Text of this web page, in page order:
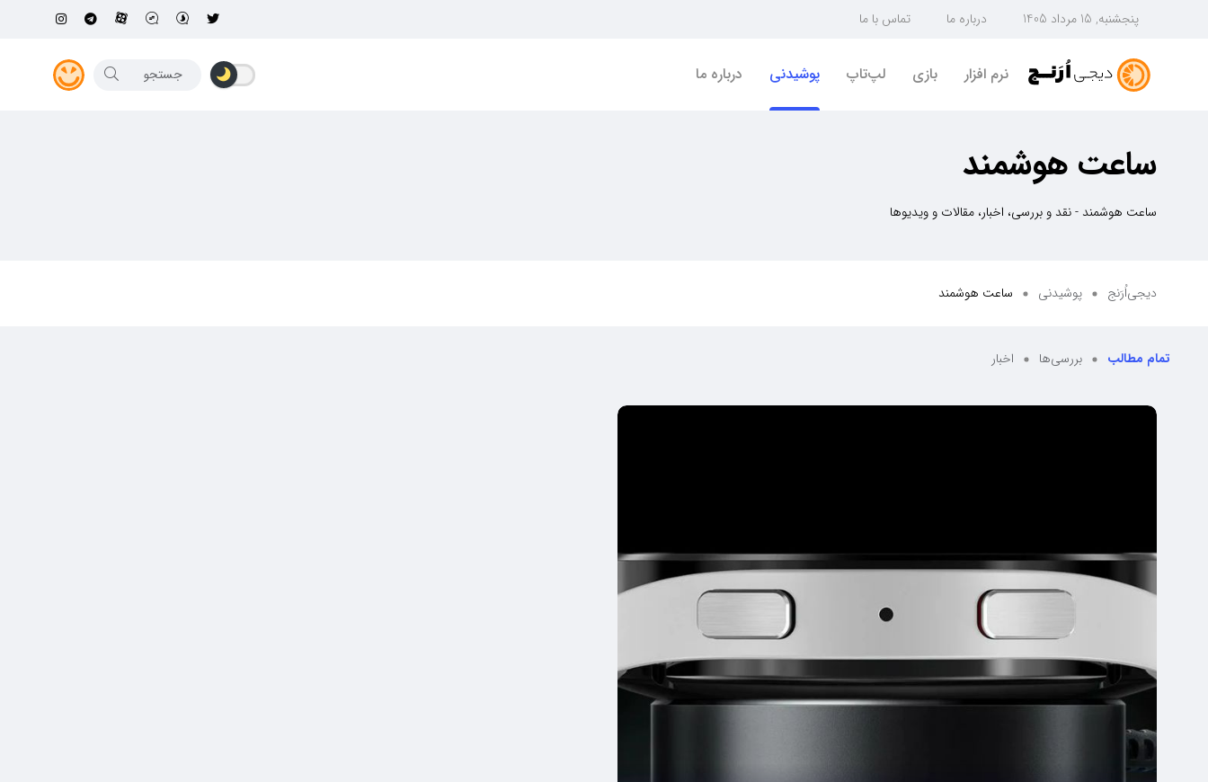
پنجشنبه, 15 مرداد 1405 درباره ما تماس با ما
نرم افزار بازی لپ‌تاپ پوشیدنی درباره ما
ساعت هوشمند
ساعت هوشمند - نقد و بررسی، اخبار، مقالات و ویدیوها
دیجی‌اُرَنج پوشیدنی ساعت هوشمند
تمام مطالب بررسی‌ها اخبار